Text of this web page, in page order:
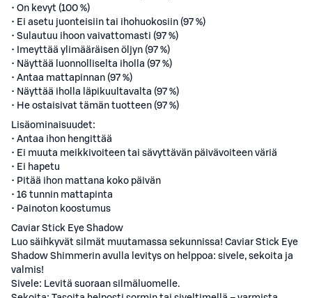
• On kevyt (100 %)
• Ei asetu juonteisiin tai ihohuokosiin (97 %)
• Sulautuu ihoon vaivattomasti (97 %)
• Imeyttää ylimääräisen öljyn (97 %)
• Näyttää luonnolliselta iholla (97 %)
• Antaa mattapinnan (97 %)
• Näyttää iholla läpikuultavalta (97 %)
• He ostaisivat tämän tuotteen (97 %)
Lisäominaisuudet:
• Antaa ihon hengittää
• Ei muuta meikkivoiteen tai sävyttävän päivävoiteen väriä
• Ei hapetu
• Pitää ihon mattana koko päivän
• 16 tunnin mattapinta
• Painoton koostumus
Caviar Stick Eye Shadow
Luo säihkyvät silmät muutamassa sekunnissa! Caviar Stick Eye
Shadow Shimmerin avulla levitys on helppoa: sivele, sekoita ja
valmis!
Sivele: Levitä suoraan silmäluomelle.